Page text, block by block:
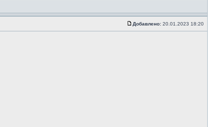
Добавлено: 20.01.2023 18:20